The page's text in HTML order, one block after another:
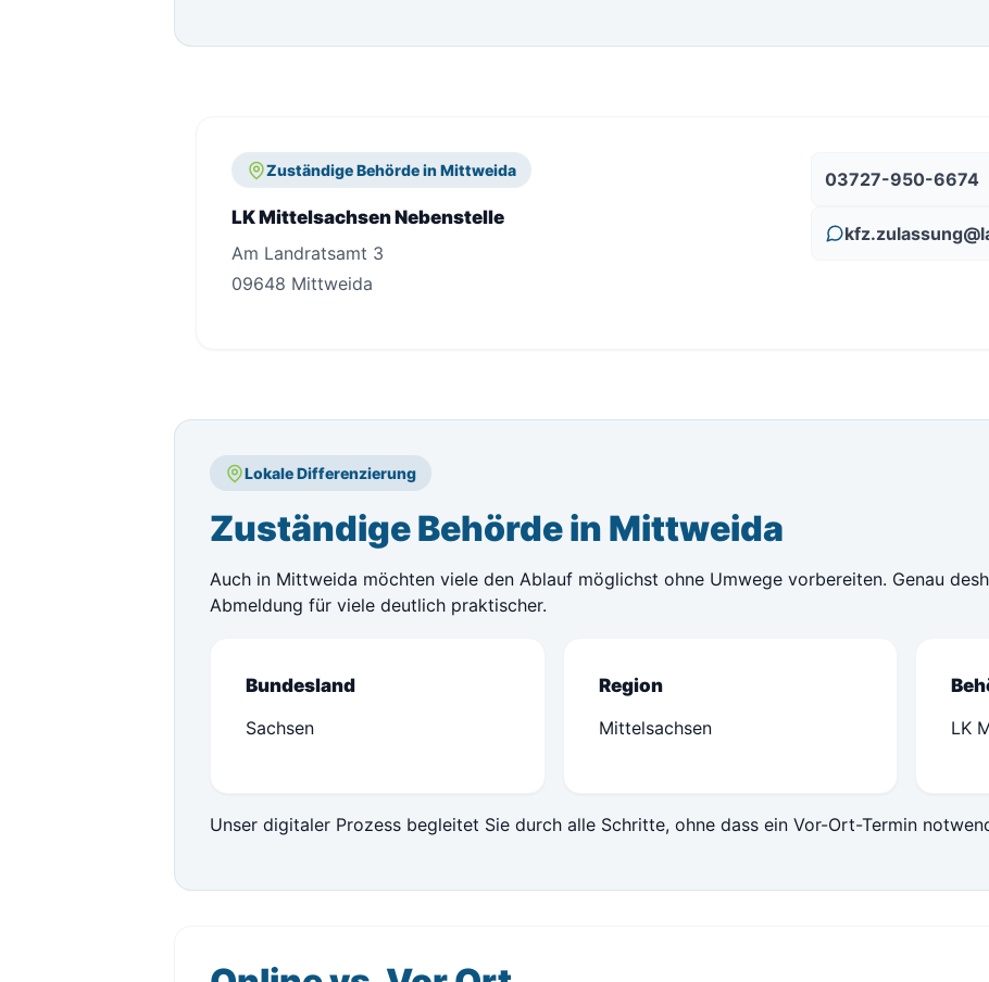
Zuständige Behörde in Mittweida
LK Mittelsachsen Nebenstelle
Am Landratsamt 3
09648 Mittweida
03727-950-6674
Lokale Differenzierung
Zuständige Behörde in Mittweida
Auch in Mittweida möchten viele den Ablauf möglichst ohne Umwege vorbereiten. Genau
Abmeldung für viele deutlich praktischer.
Bundesland
Sachsen
Region
Mittelsachsen
LK
Unser digitaler Prozess begleitet Sie durch alle Schritte, ohne dass ein Vor-Ort-Termin